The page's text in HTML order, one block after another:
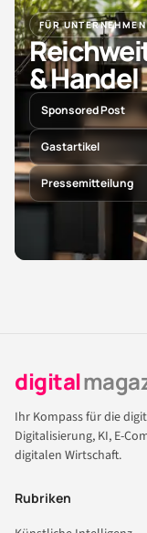
FÜR UNTERNEHMEN
& Handel
Sponsored Post
Gastartikel
Pressemitteilung
digital
Ihr Kompass für die
Digitalisierung, KI, E-
digitalen Wirtschaft.
Rubriken